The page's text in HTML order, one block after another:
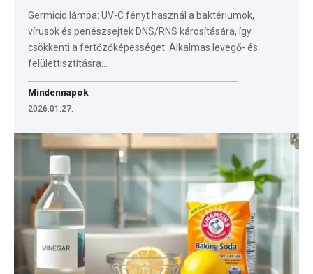
Germicid lámpa: UV-C fényt használ a baktériumok,
vírusok és penészsejtek DNS/RNS károsítására, így
csökkenti a fertőzőképességet. Alkalmas levegő- és
felülettisztításra…
Mindennapok
2026.01.27.